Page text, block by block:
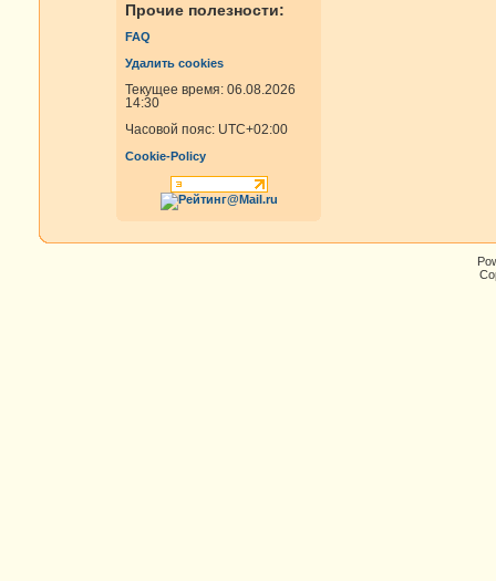
Прочие полезности:
FAQ
Удалить cookies
Текущее время: 06.08.2026
14:30
Часовой пояс: UTC+02:00
Cookie-Policy